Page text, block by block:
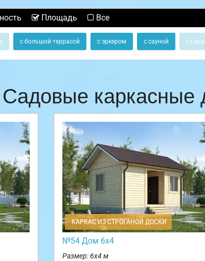
Площадь Все
с большой террасой с эркером с сауной с
Садовые каркасные
КАРКАС ИЗ СТРОГАНОЙ ДОСКИ
№54 Дом 6х4
Размер: 6х4 м